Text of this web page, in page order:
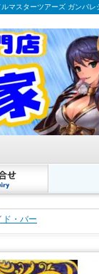
マスターツアーズ ガンバ
ド・バー